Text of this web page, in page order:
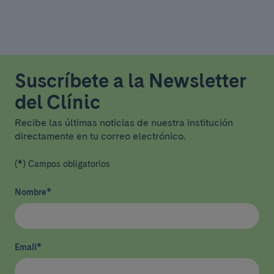
Suscríbete a la Newsletter
del Clínic
Recibe las últimas noticias de nuestra institución
directamente en tu correo electrónico.
(*) Campos obligatorios
Nombre*
Email*